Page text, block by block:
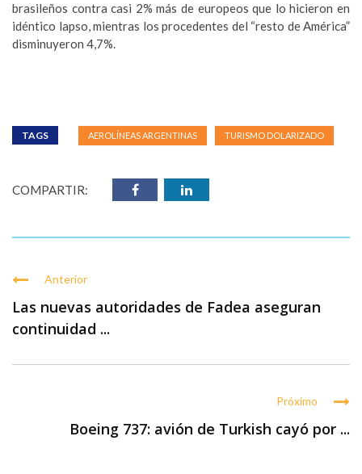
brasileños contra casi 2% más de europeos que lo hicieron en
idéntico lapso, mientras los procedentes del “resto de América”
disminuyeron 4,7%.
TAGS AEROLÍNEAS ARGENTINAS TURISMO DOLARIZADO
COMPARTIR:
Anterior
Las nuevas autoridades de Fadea aseguran
continuidad ...
Próximo
Boeing 737: avión de Turkish cayó por ...